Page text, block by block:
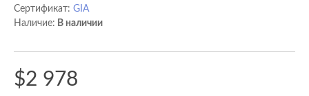
Сертификат: GIA
Наличие: В наличии
$2 978